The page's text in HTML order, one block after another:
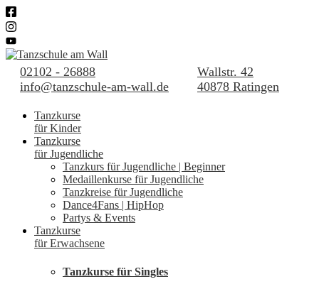
02102 - 26888
info@tanzschule-am-wall.de
Wallstr. 42
40878 Ratingen
Tanzkurse
für Kinder
Tanzkurse
für Jugendliche
Tanzkurs für Jugendliche | Beginner
Medaillenkurse für Jugendliche
Tanzkreise für Jugendliche
Dance4Fans | HipHop
Partys & Events
Tanzkurse
für Erwachsene
Tanzkurse für Singles